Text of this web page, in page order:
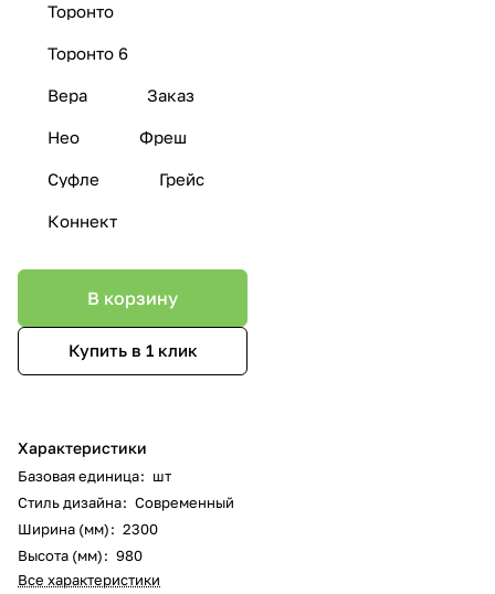
Торонто
Торонто 6
Вера Заказ
Нео Фреш
Суфле Грейс
Коннект
В корзину
Купить в 1 клик
Характеристики
Базовая единица: шт
Стиль дизайна: Современный
Ширина (мм): 2300
Высота (мм): 980
Все характеристики